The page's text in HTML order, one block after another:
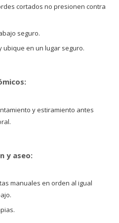
cortados no presionen contra
seguro.
ubique en un lugar seguro.
y estiramiento antes
y aseo:
manuales en orden al igual